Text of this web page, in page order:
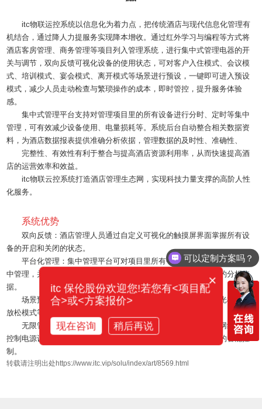
itc物联运控系统以信息化为着力点，把传统酒店与现代信息化管理有
机结合，通过降人力提服务实现降本增收。通过红外学习与编程等方式将
酒店客房管理、商务管理等项目列入管理系统，进行集中式管理电器的开
关与调节，双向反馈可视化设备的使用状态，可对客户入住模式、会议模
式、培训模式、宴会模式、离开模式等场景进行预设，一键即可进入预设
模式，减少人员走动检查与繁琐操作的成本，即时管控，提升服务体验
感。
集中式管理平台支持对管理项目里的所有设备进行分时、定时等集中
管理，可有效减少设备使用、电量损耗等。系统后台自动整合相关数据资
料，为酒店数据报表提供准确分析依据，管理数据的及时性、准确性、
完整性、有效性有利于整合与提高酒店资源利用率，从而快速提高酒
店的运营效率和效益。
itc物联云控系统打造酒店管理生态网，实现科技力量支撑的高阶人性
化服务。
系统优势
双向反馈：酒店管理人员通过自定义可视化的触摸屏界面掌握所有设
备的开启和关闭的状态。
平台化管理：集中管理平台可对项目里所有中控进行分时、定时等集
中管理，并自动整合相关数据资料，为用户与酒店管理提供精准的分析依
据。
场景预设：在客户访问时一键设置访客模式、会议模式、灯光模式、
放松模式等可视化预设场景，为客户提供可视化效果体验。
无限管控：酒店管理人员可以通过增加网络扩展设备，实现网络扩展
控制电源设备、灯光设备、串口控制矩阵、摄像头等第三方设备的智能控
制。
转载请注明出处https://www.itc.vip/solu/index/art/8569.html
可以定制方案吗？
×
itc 保伦股份欢迎您!若您有<项目配
合>或<方案报价>
现在咨询 稍后再说